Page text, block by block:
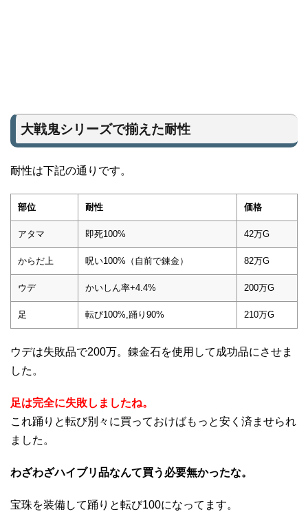
大戦鬼シリーズで揃えた耐性
耐性は下記の通りです。
部位 耐性 価格
アタマ 即死100% 42万G
からだ上 呪い100%（自前で錬金） 82万G
ウデ かいしん率+4.4% 200万G
足 転び100%,踊り90% 210万G
ウデは失敗品で200万。錬金石を使用して成功品にさせま
した。
足は完全に失敗しましたね。
これ踊りと転び別々に買っておけばもっと安く済ませられ
ました。
わざわざハイブリ品なんて買う必要無かったな。
宝珠を装備して踊りと転び100になってます。